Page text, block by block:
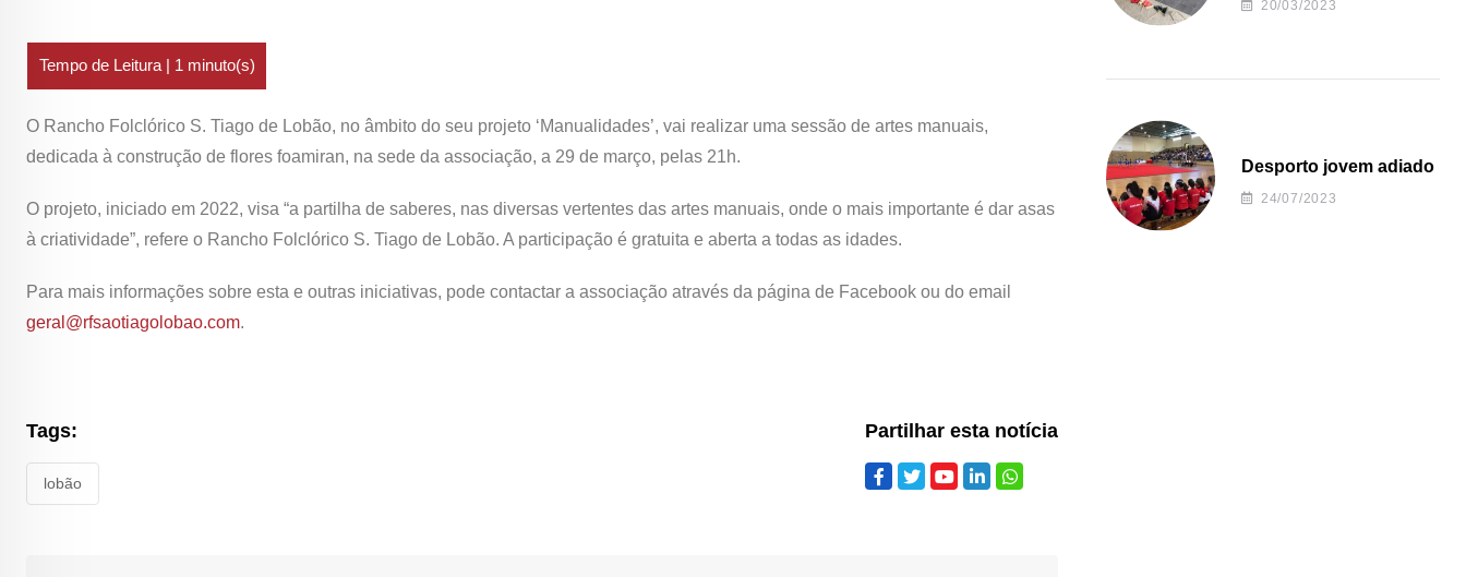
O Rancho Folclórico S. Tiago de Lobão, no âmbito do seu projeto ‘Manualidades’, vai realizar uma sessão de artes manuais,
dedicada à construção de flores foamiran, na sede da associação, a 29 de março, pelas 21h.
O projeto, iniciado em 2022, visa “a partilha de saberes, nas diversas vertentes das artes manuais, onde o mais importante é dar asas
à criatividade”, refere o Rancho Folclórico S. Tiago de Lobão. A participação é gratuita e aberta a todas as idades.
Para mais informações sobre esta e outras iniciativas, pode contactar a associação através da página de Facebook ou do email
geral@rfsaotiagolobao.com.
Tags:
lobão
Partilhar esta notícia
20/03/2023
Desporto jovem adiado
24/07/2023